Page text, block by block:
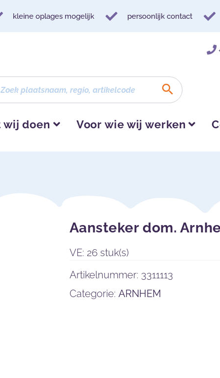
kleine oplages mogelijk persoonlijk contact
wij doen Voor wie wij werken
Aansteker dom.
VE: 26 stuk(s)
Artikelnummer: 3311113
Categorie: ARNHEM